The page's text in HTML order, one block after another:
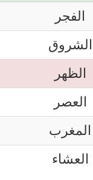
الفجر
الشروق
الظهر
العصر
المغرب
العشاء